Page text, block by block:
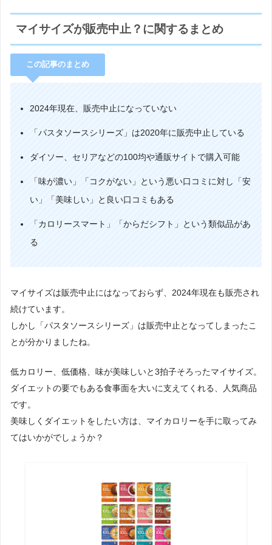
マイサイズが販売中止？に関するまとめ
この記事のまとめ
2024年現在、販売中止になっていない
「パスタソースシリーズ」は2020年に販売中止している
ダイソー、セリアなどの100均や通販サイトで購入可能
「味が濃い」「コクがない」という悪い口コミに対し「安
い」「美味しい」と良い口コミもある
「カロリースマート」「からだシフト」という類似品があ
る
マイサイズは販売中止にはなっておらず、2024年現在も販売され
続けています。
しかし「パスタソースシリーズ」は販売中止となってしまったこ
とが分かりましたね。
低カロリー、低価格、味が美味しいと3拍子そろったマイサイズ。
ダイエットの要でもある食事面を大いに支えてくれる、人気商品
です。
美味しくダイエットをしたい方は、マイカロリーを手に取ってみ
てはいかがでしょうか？